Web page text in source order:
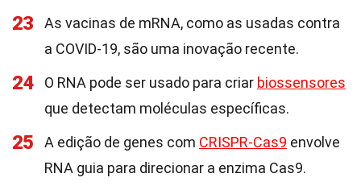
23
As vacinas de mRNA, como as usadas contra
a COVID-19, são uma inovação recente.
24 O RNA pode ser usado para criar biossensores
que detectam moléculas específicas.
25 A edição de genes com CRISPR-Cas9 envolve
RNA guia para direcionar a enzima Cas9.